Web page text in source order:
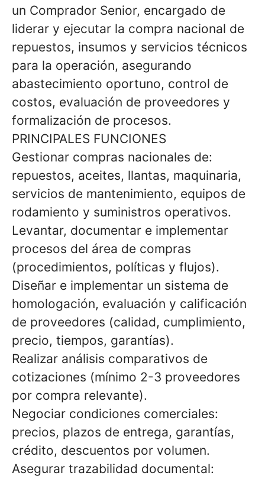
un Comprador Senior, encargado de
liderar y ejecutar la compra nacional de
repuestos, insumos y servicios técnicos
para la operación, asegurando
abastecimiento oportuno, control de
costos, evaluación de proveedores y
formalización de procesos.
PRINCIPALES FUNCIONES
Gestionar compras nacionales de:
repuestos, aceites, llantas, maquinaria,
servicios de mantenimiento, equipos de
rodamiento y suministros operativos.
Levantar, documentar e implementar
procesos del área de compras
(procedimientos, políticas y flujos).
Diseñar e implementar un sistema de
homologación, evaluación y calificación
de proveedores (calidad, cumplimiento,
precio, tiempos, garantías).
Realizar análisis comparativos de
cotizaciones (mínimo 2-3 proveedores
por compra relevante).
Negociar condiciones comerciales:
precios, plazos de entrega, garantías,
crédito, descuentos por volumen.
Asegurar trazabilidad documental: